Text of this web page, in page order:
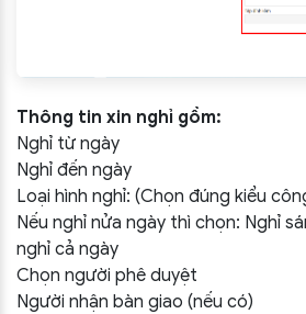
Thông tin xin nghỉ gồm:
Nghỉ từ ngày
Nghỉ đến ngày
Loại hình nghỉ: (Chọn đúng kiểu
Nếu nghỉ nửa ngày thì chọn: Nghỉ
nghỉ cả ngày
Chọn người phê duyệt
Người nhận bàn giao (nếu có)